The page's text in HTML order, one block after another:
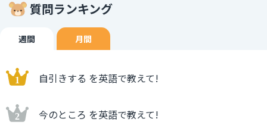
質問ランキング
週間 月間
自引きする を英語で教えて!
今のところ を英語で教えて!